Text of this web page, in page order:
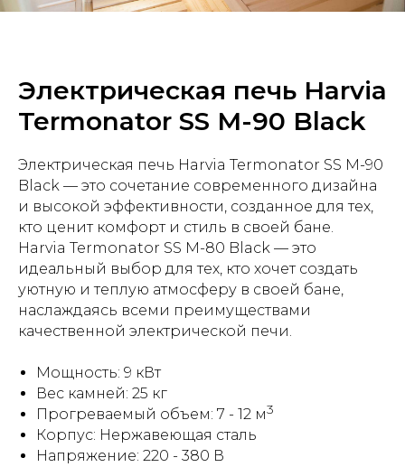
Электрическая печь Harvia
Termonator SS M-90 Black
Электрическая печь Harvia Termonator SS M-90
Black — это сочетание современного дизайна
и высокой эффективности, созданное для тех,
кто ценит комфорт и стиль в своей бане.
Harvia Termonator SS M-80 Black — это
идеальный выбор для тех, кто хочет создать
уютную и теплую атмосферу в своей бане,
наслаждаясь всеми преимуществами
качественной электрической печи.
Мощность: 9 кВт
Вес камней: 25 кг
Прогреваемый объем: 7 - 12 м3
Корпус: Нержавеющая сталь
Напряжение: 220 - 380 В